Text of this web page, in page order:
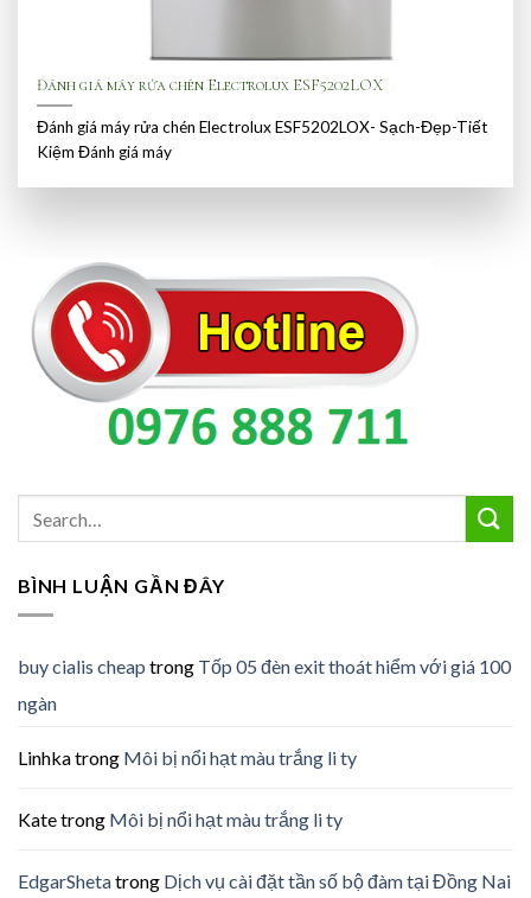
Đánh giá máy rửa chén Electrolux ESF5202LOX
Đánh giá máy rửa chén Electrolux ESF5202LOX- Sạch-Đẹp-Tiết
Kiệm Đánh giá máy
BÌNH LUẬN GẦN ĐÂY
buy cialis cheap trong Tốp 05 đèn exit thoát hiểm với giá 100
ngàn
Linhkatrong Môi bị nổi hạt màu trắng li ty
Katetrong Môi bị nổi hạt màu trắng li ty
EdgarShetatrong Dịch vụ cài đặt tần số bộ đàm tại Đồng Nai